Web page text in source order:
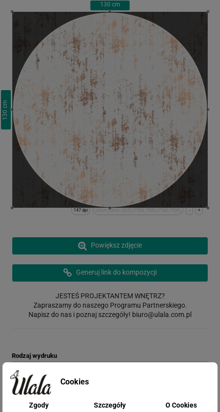
130 cm
130
cm
+
-
x:0cm y:0cm | (0,0) (7500,7500) (7500,7500)
147 dpi
Powiększ zdjęcie
Generuj link do kompozycji
JESTEŚ PROJEKTANTEM WNĘTRZ?
Zapraszamy do naszego Programu Partnerskiego.
Napisz do nas i poznaj szczegóły! biuro@ulala.com.pl
Rodzaj wydruku
Opis materiału: Chcesz go najpierw zobaczyć?
Cookies
Zgody Szczegóły O Cookies